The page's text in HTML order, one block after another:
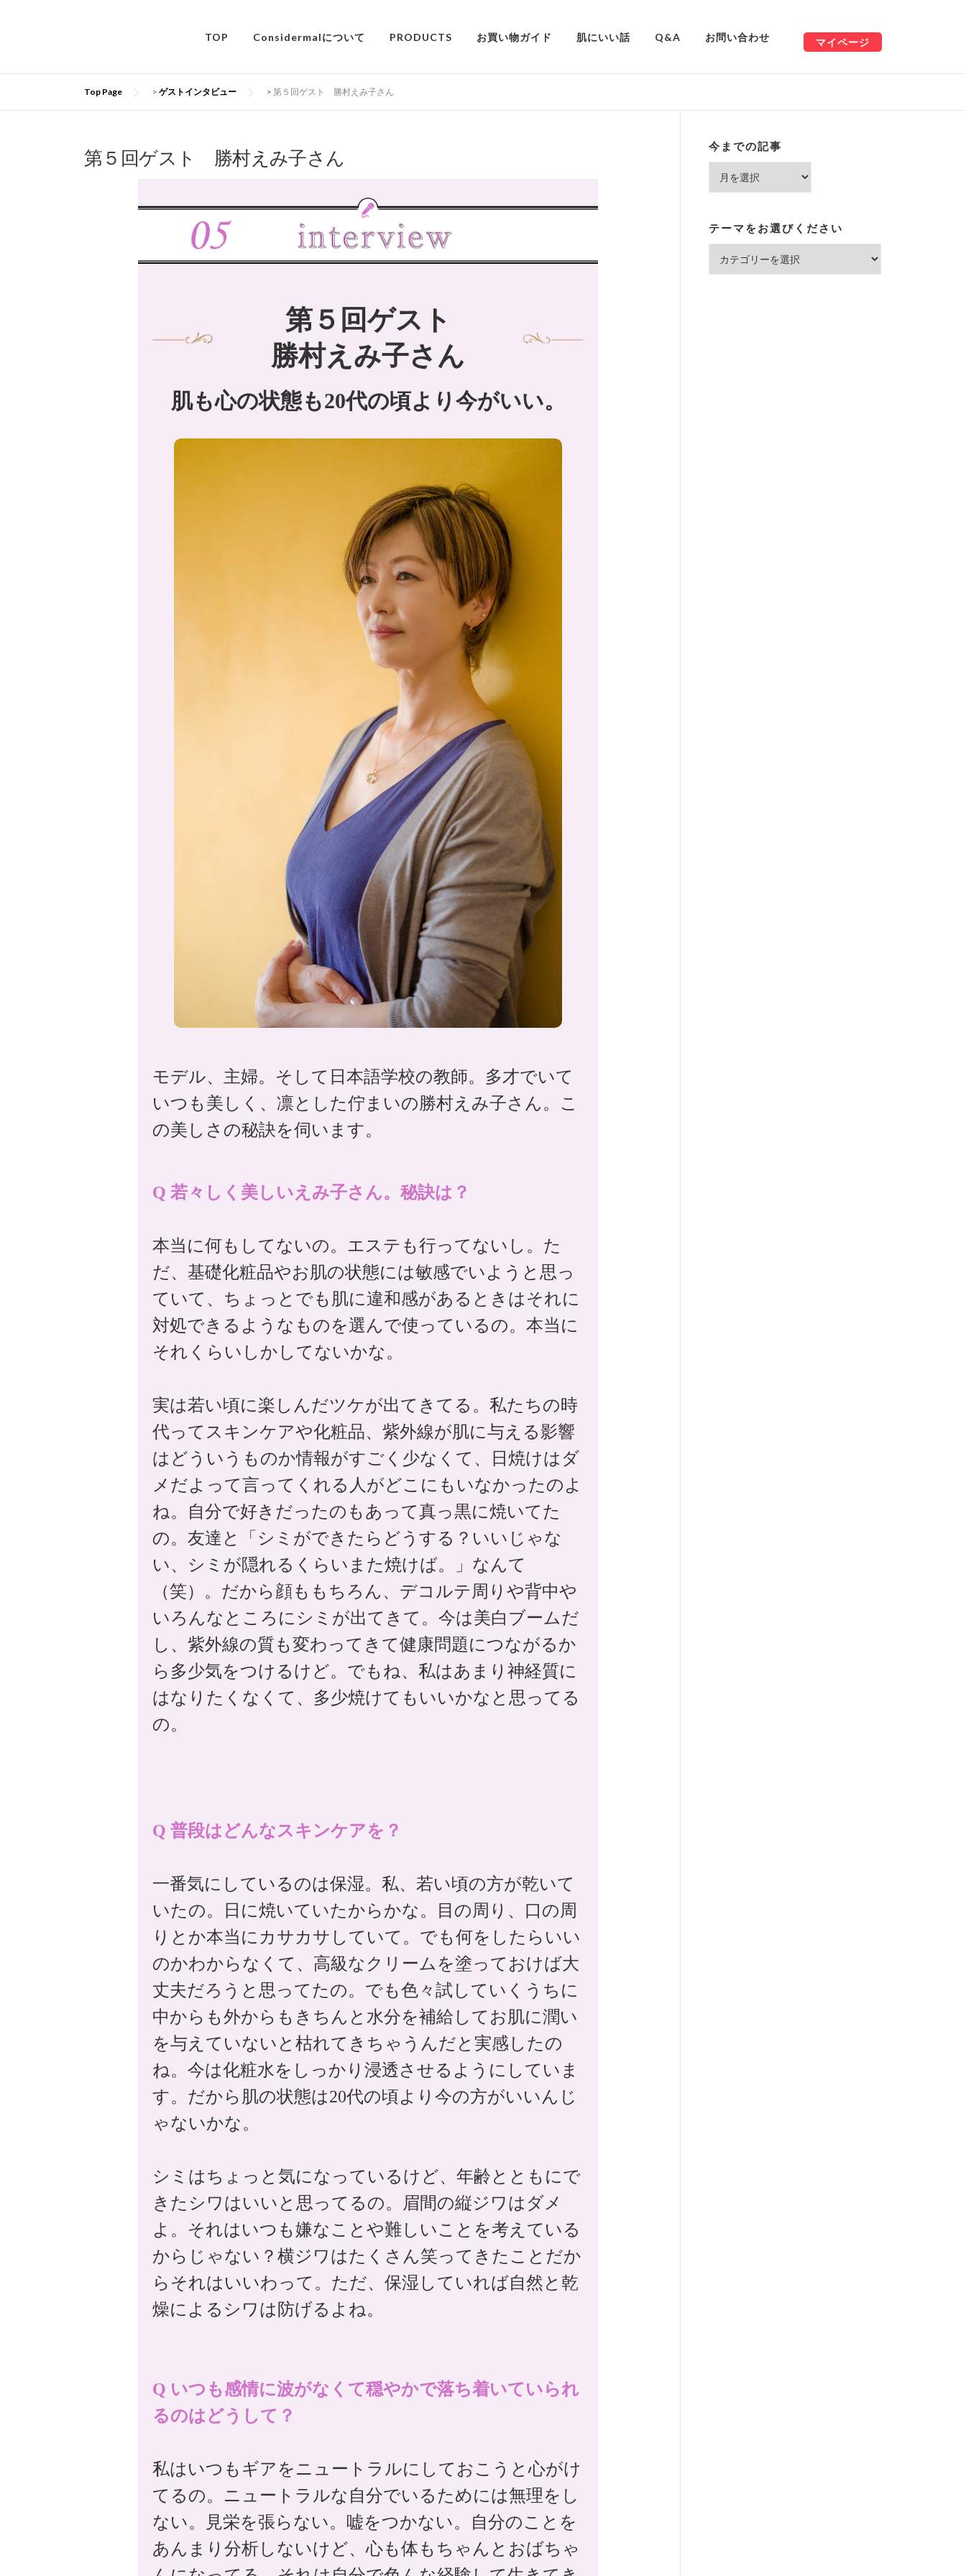
TOP Considermalについて PRODUCTS お買い物ガイド 肌にいい話 Q&A お問い合わせ マイページ
Top Page > ゲストインタビュー > 第５回ゲスト 勝村えみ子さん
第５回ゲスト 勝村えみ子さん
第５回ゲスト
勝村えみ子さん
肌も心の状態も20代の頃より今がいい。
モデル、主婦。そして日本語学校の教師。多才でいて
いつも美しく、凛とした佇まいの勝村えみ子さん。こ
の美しさの秘訣を伺います。
Q 若々しく美しいえみ子さん。秘訣は？
本当に何もしてないの。エステも行ってないし。た
だ、基礎化粧品やお肌の状態には敏感でいようと思っ
ていて、ちょっとでも肌に違和感があるときはそれに
対処できるようなものを選んで使っているの。本当に
それくらいしかしてないかな。
実は若い頃に楽しんだツケが出てきてる。私たちの時
代ってスキンケアや化粧品、紫外線が肌に与える影響
はどういうものか情報がすごく少なくて、日焼けはダ
メだよって言ってくれる人がどこにもいなかったのよ
ね。自分で好きだったのもあって真っ黒に焼いてた
の。友達と「シミができたらどうする？いいじゃな
い、シミが隠れるくらいまた焼けば。」なんて
（笑）。だから顔ももちろん、デコルテ周りや背中や
いろんなところにシミが出てきて。今は美白ブームだ
し、紫外線の質も変わってきて健康問題につながるか
ら多少気をつけるけど。でもね、私はあまり神経質に
はなりたくなくて、多少焼けてもいいかなと思ってる
の。
Q 普段はどんなスキンケアを？
一番気にしているのは保湿。私、若い頃の方が乾いて
いたの。日に焼いていたからかな。目の周り、口の周
りとか本当にカサカサしていて。でも何をしたらいい
のかわからなくて、高級なクリームを塗っておけば大
丈夫だろうと思ってたの。でも色々試していくうちに
中からも外からもきちんと水分を補給してお肌に潤い
を与えていないと枯れてきちゃうんだと実感したの
ね。今は化粧水をしっかり浸透させるようにしていま
す。だから肌の状態は20代の頃より今の方がいいんじ
ゃないかな。
シミはちょっと気になっているけど、年齢とともにで
きたシワはいいと思ってるの。眉間の縦ジワはダメ
よ。それはいつも嫌なことや難しいことを考えている
からじゃない？横ジワはたくさん笑ってきたことだか
らそれはいいわって。ただ、保湿していれば自然と乾
燥によるシワは防げるよね。
Q いつも感情に波がなくて穏やかで落ち着いていられ
るのはどうして？
私はいつもギアをニュートラルにしておこうと心がけ
てるの。ニュートラルな自分でいるためには無理をし
ない。見栄を張らない。嘘をつかない。自分のことを
あんまり分析しないけど、心も体もちゃんとおばちゃ
今までの記事
記
テーマをお選びください